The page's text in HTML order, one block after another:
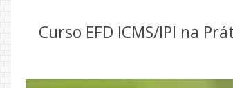
Curso EFD ICMS/IPI na